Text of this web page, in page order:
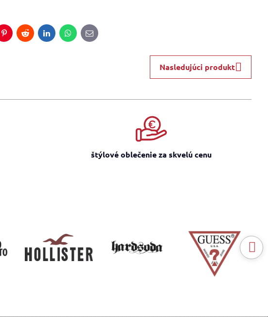
PinterestRedditLinkedInWhatsApp
E-
mail
Nasledujúci produkt
štýlové oblečenie za skvelú cenu